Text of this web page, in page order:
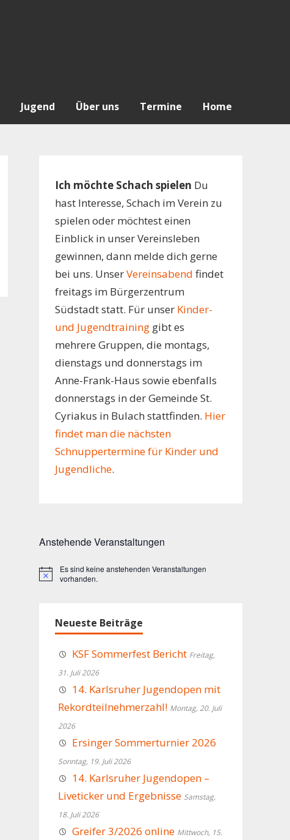
Jugend Über uns Termine Home
Ich möchte Schach spielen Du
hast Interesse, Schach im Verein zu
spielen oder möchtest einen
Einblick in unser Vereinsleben
gewinnen, dann melde dich gerne
bei uns. UnserVereinsabend findet
freitags im Bürgerzentrum
Südstadt statt. Für unser Kinder-
und Jugendtraininggibt es
mehrere Gruppen, die montags,
dienstags und donnerstags im
Anne-Frank-Haus sowie ebenfalls
donnerstags in der Gemeinde St.
Cyriakus in Bulach stattfinden. Hier
findet man die nächsten
Schnuppertermine für Kinder und
Jugendliche.
Anstehende Veranstaltungen
Hinweis
Es sind keine anstehenden Veranstaltungen
vorhanden.
Neueste Beiträge
KSF Sommerfest Bericht Freitag,
31. Juli 2026
14. Karlsruher Jugendopen mit
Rekordteilnehmerzahl! Montag, 20. Juli
2026
Ersinger Sommerturnier 2026
Sonntag, 19. Juli 2026
14. Karlsruher Jugendopen –
Liveticker und Ergebnisse Samstag,
18. Juli 2026
Greifer 3/2026 online Mittwoch, 15.